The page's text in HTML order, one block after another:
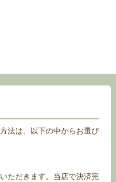
法は、以下の中からお選び
ただきます。当店で決済完